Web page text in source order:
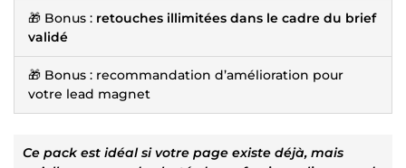
🎁 Bonus : retouches illimitées dans le cadre du brief
validé
🎁 Bonus : recommandation d’amélioration pour
votre lead magnet
Ce pack est idéal si votre page existe déjà, mais